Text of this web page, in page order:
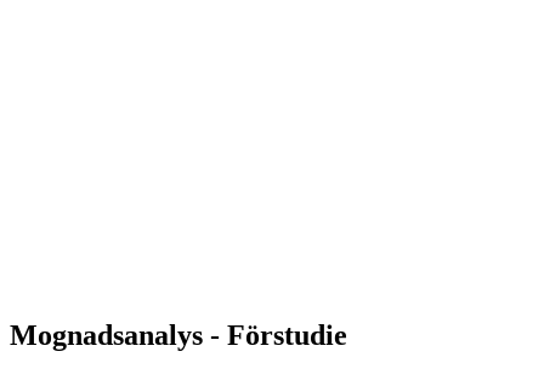
Mognadsanalys - Förstudie